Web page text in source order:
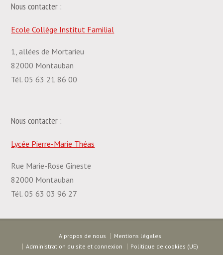
Nous contacter :
Ecole Collège Institut Familial
1, allées de Mortarieu
82000 Montauban
Tél. 05 63 21 86 00
Nous contacter :
Lycée Pierre-Marie Théas
Rue Marie-Rose Gineste
82000 Montauban
Tél. 05 63 03 96 27
A propos de nous
Mentions légales
Administration du site et connexion
Politique de cookies (UE)